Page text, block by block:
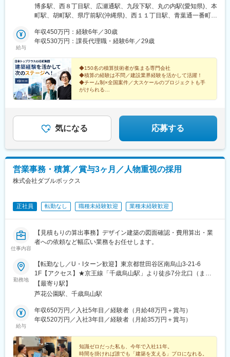
前2-10-19各線「博多」駅～徒歩5分【札幌事務所】北海道札幌市
中央区大通西7-2-2市営地下鉄「大通」駅～徒歩5分【仙台事務
【東京事務所】東京都千代田区神田神保町3-3各線「神保町」駅～
徒歩2分【名古屋事務所】愛知県名古屋市中区錦2-2-22市営地下鉄
4-5大阪メトロ各線「本町」駅～徒歩4分【広島事務所】広島県広
島市中区胡町4-21広島電鉄「胡町」駅～徒歩1分【沖縄事務所】沖
縄県那覇市久茂地3-21-1モノレール「県庁前」駅～徒歩2分※受動
喫煙対策：オフィス内禁煙【基本転勤はありません！】8つの拠点
ごとの勤務で、転勤はありません。好きな街に長く住みながら、
博多駅、西８丁目駅、広瀬通駅、九段下駅、丸の内駅(愛知県)、本
町駅、胡町駅、県庁前駅(沖縄県)、西１１丁目駅、青葉通一番町
美栄橋駅、中央区役所前駅、あおば通駅、竹橋駅、銀山町駅、旭
橋駅
給与
年収450万円：経験6年／30歳
年収530万円：課長代理職・経験6年／29歳
◆150名の積算技術者が集まる専門会社
◆積算の経験は不問／建設業界経験を活かして活躍！
◆チーム制×全国案件／大スケールのプロジェクトも手
がけられる
気になる 応募する
営業事務・積算／賞与3ヶ月／人物重視の採用
株式会社ダブルボックス
正社員 転勤なし 職種未経験歓迎 業種未経験歓迎
仕事内容
【見積もりの算出事務】デザイン建築の図面確認・費用算出・業
者への依頼など幅広い業務をお任せします。
勤務地
【転勤なし／U・Iターン歓迎】東京都世田谷区南烏山3-21-6
1F【アクセス】★京王線「千歳烏山駅」より徒歩7分北口（また
は東口の北側）を出て、まずは甲州街道（国道20号線）方面へ向
かって烏山総合支所や商店街を北上します。烏山総合支所の東側
の手前のエリア（南烏山3丁目交差点の南東側ブロック）にオフィ
スがあります。★京王線「芦花公園駅」より徒歩8分※受動喫煙防
【最寄り駅】
芦花公園駅、千歳烏山駅
給与
年収650万円／入社5年目／経験者（月給48万円＋賞与）
年収520万円／入社3年目／経験者（月給35万円＋賞与）
知識ゼロだった私も、今年で入社11年。
時間を掛ければ誰でも「建築を支える」プロになれる。